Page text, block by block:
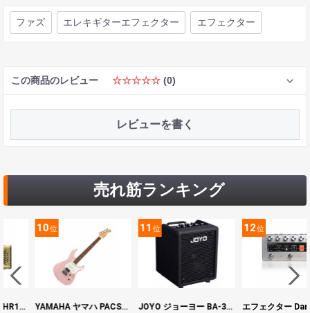
ファズ エレキギターエフェクター エフェクター
この商品のレビュー ☆☆☆☆☆ (0)
レビューを書く
売れ筋ランキング
ヤマハ YAMAHA THR10II 小型ギターアンプ
10位
YAMAHA ヤマハ PACS+12 ASP Pacifica Standard Plus パシフィカスタンダードプラス エレキギター
11位
JOYO ジョーヨー BA-30 VIBE CUBE BLK 30W 小型ベースアンプ Bluetooth+OTGオーディオI/F搭載
12位